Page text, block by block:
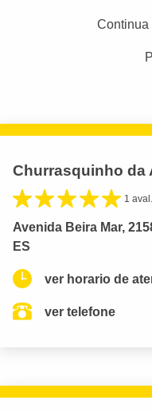
Continua
Churrasquinho da
1 aval.
Avenida Beira Mar,
ES
ver horario de
ver telefone